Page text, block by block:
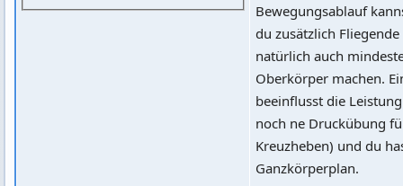
Bewegungsablauf
du zusätzlich
natürlich auch
Oberkörper machen.
beeinflusst die
noch ne Druckübung
Kreuzheben) und du
Ganzkörperplan.